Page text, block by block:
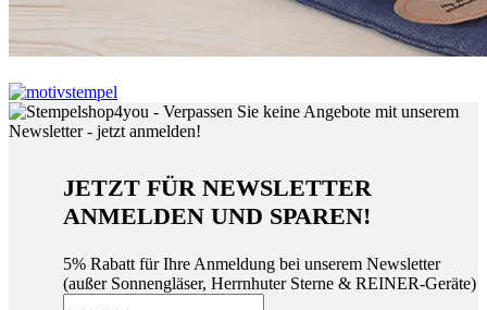
JETZT FÜR NEWSLETTER
ANMELDEN UND SPAREN!
5% Rabatt für Ihre Anmeldung bei unserem Newsletter
(außer Sonnengläser, Herrnhuter Sterne & REINER-Geräte)